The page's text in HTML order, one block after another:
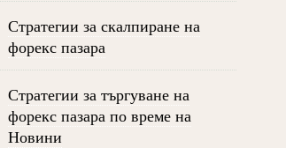
Стратегии за скалпиране на
форекс пазара
Стратегии за търгуване на
форекс пазара по време на
Новини